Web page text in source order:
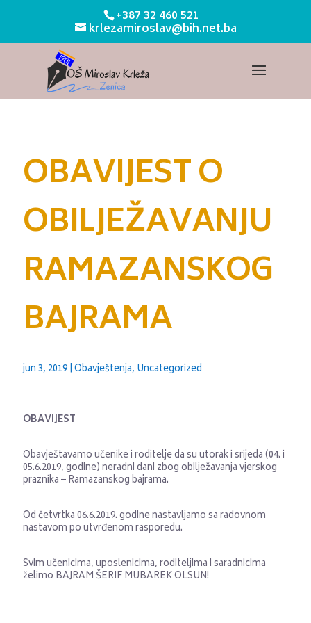
+387 32 460 521
krlezamiroslav@bih.net.ba
OBAVIJEST O
OBILJEŽAVANJU
RAMAZANSKOG
BAJRAMA
jun 3, 2019|Obavještenja, Uncategorized
OBAVIJEST
Obavještavamo učenike i roditelje da su utorak i srijeda (04. i
05.6.2019, godine) neradni dani zbog obilježavanja vjerskog
praznika – Ramazanskog bajrama.
Od četvrtka 06.6.2019. godine nastavljamo sa radovnom
nastavom po utvrđenom rasporedu.
Svim učenicima, uposlenicima, roditeljima i saradnicima
želimo BAJRAM ŠERIF MUBAREK OLSUN!